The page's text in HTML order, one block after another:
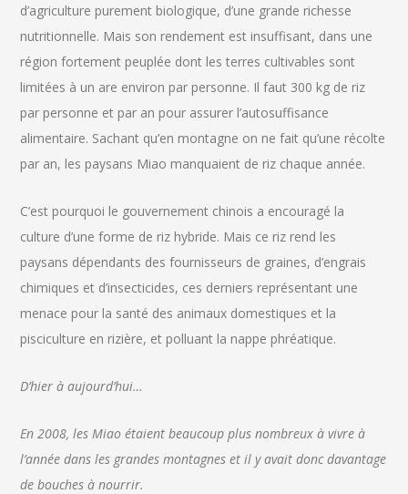
d’agriculture purement biologique, d’une grande richesse
nutritionnelle. Mais son rendement est insuffisant, dans une
région fortement peuplée dont les terres cultivables sont
limitées à un are environ par personne. Il faut 300 kg de riz
par personne et par an pour assurer l’autosuffisance
alimentaire. Sachant qu’en montagne on ne fait qu’une récolte
par an, les paysans Miao manquaient de riz chaque année.
C’est pourquoi le gouvernement chinois a encouragé la
culture d’une forme de riz hybride. Mais ce riz rend les
paysans dépendants des fournisseurs de graines, d’engrais
chimiques et d’insecticides, ces derniers représentant une
menace pour la santé des animaux domestiques et la
pisciculture en rizière, et polluant la nappe phréatique.
D’hier à aujourd’hui…
En 2008, les Miao étaient beaucoup plus nombreux à vivre à
l’année dans les grandes montagnes et il y avait donc davantage
de bouches à nourrir.